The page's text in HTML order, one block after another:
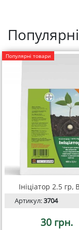
Популярні товари
Ініціатор 2.5 гр,
Артикул:3704
30 грн.